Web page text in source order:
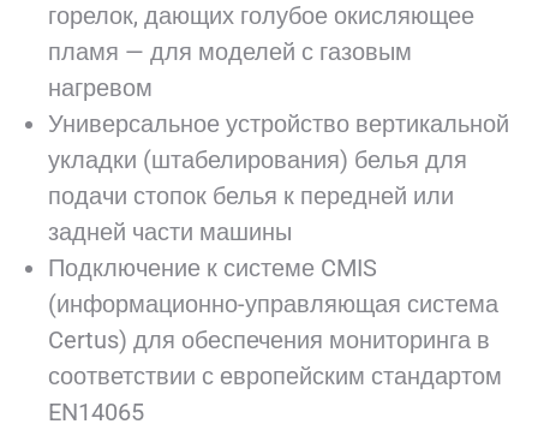
горелок, дающих голубое окисляющее
пламя — для моделей с газовым
нагревом
Универсальное устройство вертикальной
укладки (штабелирования) белья для
подачи стопок белья к передней или
задней части машины
Подключение к системе CMIS
(информационно-управляющая система
Certus) для обеспечения мониторинга в
соответствии с европейским стандартом
EN14065